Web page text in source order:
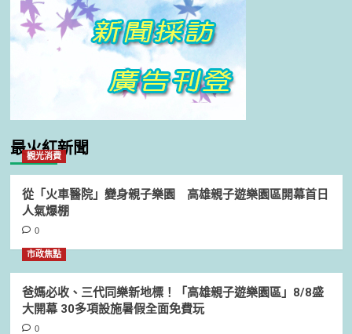
最火紅新聞
觀光消費
從「火車醫院」變身親子樂園 高雄親子遊樂園區開幕首日
人氣爆棚
0
市政焦點
爸媽必收、三代同樂新地標！「高雄親子遊樂園區」8/8盛
大開幕 30多項設施暑假全面免費玩
0